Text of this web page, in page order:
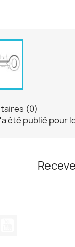
(0)
été publié pour